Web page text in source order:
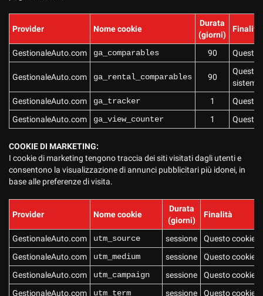
Provider Nome cookie
Durata
(giorni)
Finalità
GestionaleAuto.com ga_comparables 90 Questo
GestionaleAuto.com ga_rental_comparables 90
Questo
sistema
GestionaleAuto.com
ga_tracker 1
Questo
GestionaleAuto.com
ga_view_counter 1 Questo
COOKIE DI MARKETING:
I cookie di marketing tengono traccia dei siti visitati dagli utenti e
consentono la visualizzazione di annunci pubblicitari più idonei, in
base alle preferenze di visita.
Provider Nome cookie
Durata
(giorni)
Finalità
GestionaleAuto.com utm_source sessione
Questo cookie
GestionaleAuto.com
utm_medium sessione
Questo cookie
GestionaleAuto.com
utm_campaign sessione
Questo cookie
GestionaleAuto.com
utm_term sessione
Questo cookie